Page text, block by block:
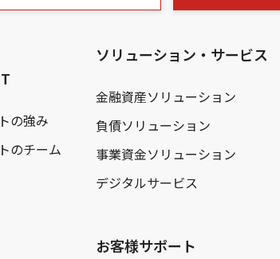
の強み
のチーム
ソリューション・サービス
金融資産ソリューション
負債ソリューション
事業資金ソリューション
デジタルサービス
お客様サポート